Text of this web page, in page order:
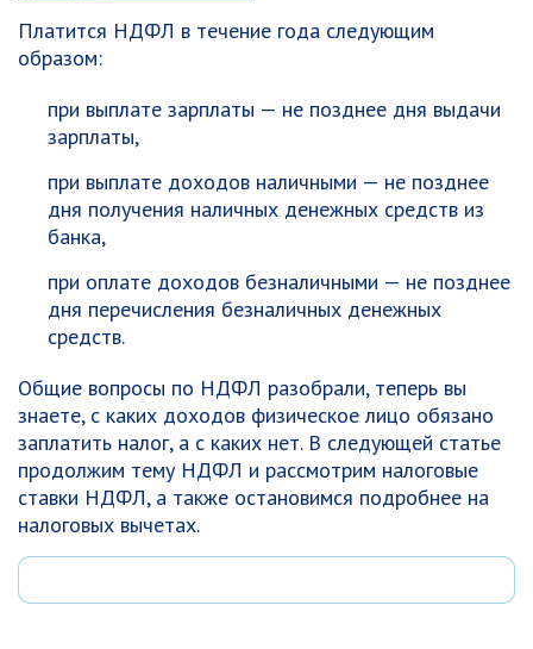
Платится НДФЛ в течение года следующим
образом:
при выплате зарплаты — не позднее дня выдачи
зарплаты,
при выплате доходов наличными — не позднее
дня получения наличных денежных средств из
банка,
при оплате доходов безналичными — не позднее
дня перечисления безналичных денежных
средств.
Общие вопросы по НДФЛ разобрали, теперь вы
знаете, с каких доходов физическое лицо обязано
заплатить налог, а с каких нет. В следующей статье
продолжим тему НДФЛ и рассмотрим налоговые
ставки НДФЛ, а также остановимся подробнее на
налоговых вычетах.